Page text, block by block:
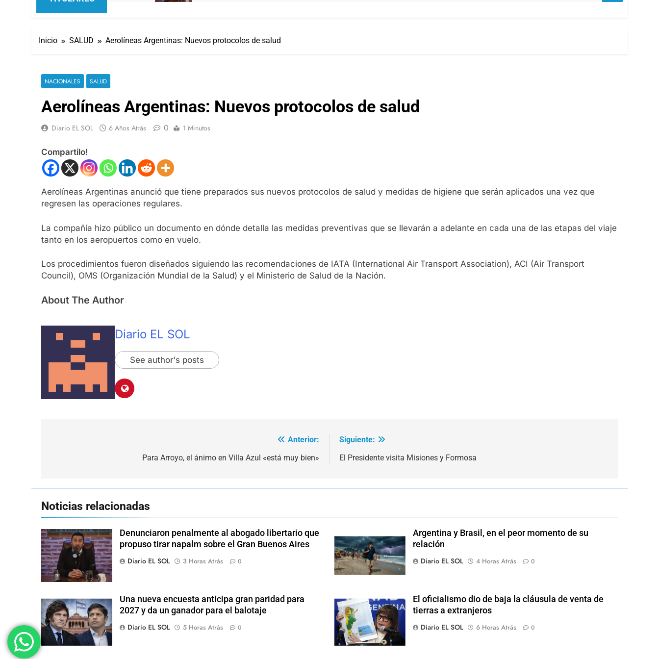
Inicio SALUD Aerolíneas Argentinas: Nuevos protocolos de salud
NACIONALES SALUD
Aerolíneas Argentinas: Nuevos protocolos de salud
Diario EL SOL 6 Años Atrás 0 1 Minutos
Compartilo!
Aerolíneas Argentinas anunció que tiene preparados sus nuevos protocolos de salud y medidas de higiene que serán aplicados una vez que
regresen las operaciones regulares.
La compañía hizo público un documento en dónde detalla las medidas preventivas que se llevarán a adelante en cada una de las etapas del viaje
tanto en los aeropuertos como en vuelo.
Los procedimientos fueron diseñados siguiendo las recomendaciones de IATA (International Air Transport Association), ACI (Air Transport
Council), OMS (Organización Mundial de la Salud) y el Ministerio de Salud de la Nación.
About The Author
Diario EL SOL
See author's posts
Anterior:
Para Arroyo, el ánimo en Villa Azul «está muy bien»
Siguiente:
El Presidente visita Misiones y Formosa
Noticias relacionadas
Denunciaron penalmente al abogado libertario que
propuso tirar napalm sobre el Gran Buenos Aires
Diario EL SOL
3 Horas Atrás 0
Argentina y Brasil, en el peor momento de su
relación
Diario EL SOL
4 Horas Atrás 0
Una nueva encuesta anticipa gran paridad para
2027 y da un ganador para el balotaje
Diario EL SOL
5 Horas Atrás 0
El oficialismo dio de baja la cláusula de venta de
tierras a extranjeros
Diario EL SOL
6 Horas Atrás 0